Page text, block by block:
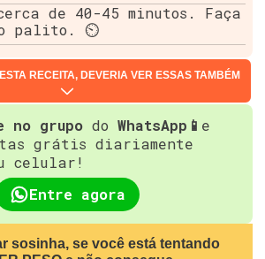
de 40-45 minutos. Faça
palito. ⏲️
RECEITA, DEVERIA VER ESSAS TAMBÉM
no grupo do WhatsApp📱 e
grátis diariamente
celular!
Entre agora
sosinha, se você está tentando